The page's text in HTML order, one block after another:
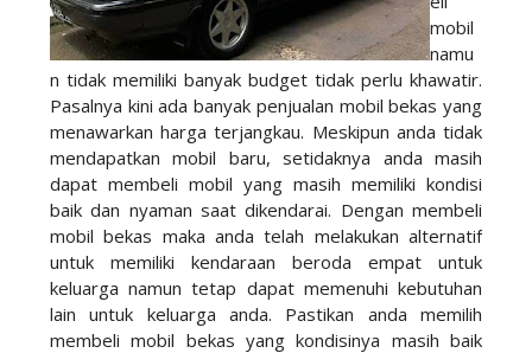
mobil
namu
n tidak memiliki banyak budget tidak perlu khawatir.
Pasalnya kini ada banyak penjualan mobil bekas yang
menawarkan harga terjangkau. Meskipun anda tidak
mendapatkan mobil baru, setidaknya anda masih
dapat membeli mobil yang masih memiliki kondisi
baik dan nyaman saat dikendarai. Dengan membeli
mobil bekas maka anda telah melakukan alternatif
untuk memiliki kendaraan beroda empat untuk
keluarga namun tetap dapat memenuhi kebutuhan
lain untuk keluarga anda. Pastikan anda memilih
membeli mobil bekas yang kondisinya masih baik